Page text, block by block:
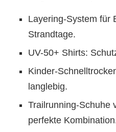
Layering-System für
Strandtage.
UV-50+ Shirts:
Kinder-
langlebig.
Trailrunning-Schuhe
perfekte